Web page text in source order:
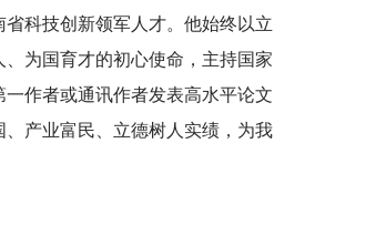
科技创新领军人才。他始终以立
为国育才的初心使命，主持国家
作者或通讯作者发表高水平论文
产业富民、立德树人实绩，为我